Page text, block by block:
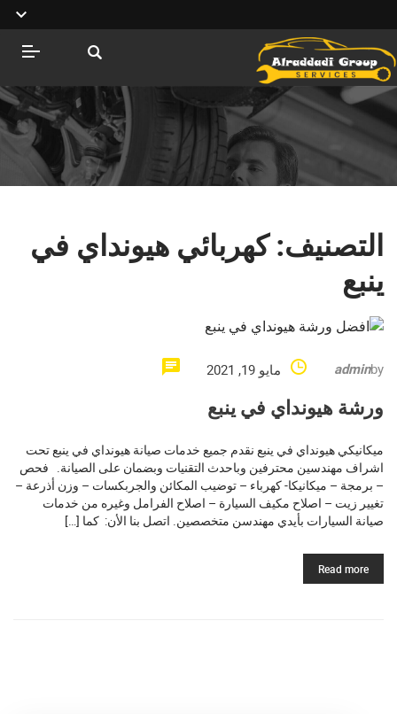
التصنيف: كهربائي هيونداي في
ينبع
by
admin مايو 19, 2021
ورشة هيونداي في ينبع
ميكانيكي هيونداي في ينبع نقدم جميع خدمات صيانة هيونداي في ينبع تحت
اشراف مهندسين محترفين وباحدث التقنيات وبضمان على الصيانة. فحص
– برمجة – ميكانيكا- كهرباء – توضيب المكائن والجربكسات – وزن أذرعة –
تغيير زيت – اصلاح مكيف السيارة – اصلاح الفرامل وغيره من خدمات
صيانة السيارات بأيدي مهندسن متخصصين. اتصل بنا الأن: كما […]
Read more